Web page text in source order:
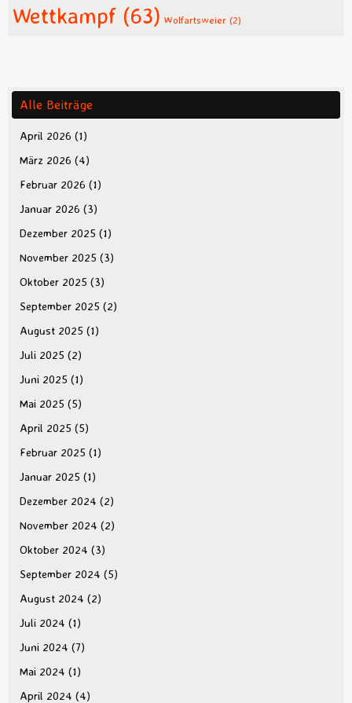
Wettkampf (63) Wolfartsweier (2)
Alle Beiträge
April 2026 (1)
März 2026 (4)
Februar 2026 (1)
Januar 2026 (3)
Dezember 2025 (1)
November 2025 (3)
Oktober 2025 (3)
September 2025 (2)
August 2025 (1)
Juli 2025 (2)
Juni 2025 (1)
Mai 2025 (5)
April 2025 (5)
Februar 2025 (1)
Januar 2025 (1)
Dezember 2024 (2)
November 2024 (2)
Oktober 2024 (3)
September 2024 (5)
August 2024 (2)
Juli 2024 (1)
Juni 2024 (7)
Mai 2024 (1)
April 2024 (4)